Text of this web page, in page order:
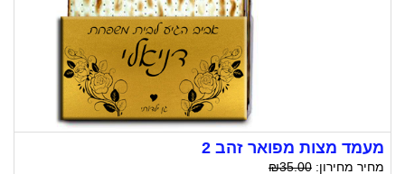
מעמד מצות מפואר זהב 2
מחיר מחירון: ₪35.00